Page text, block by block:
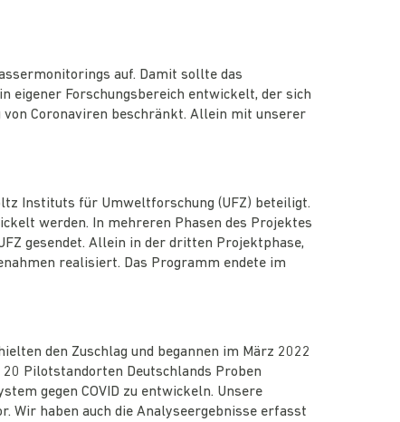
auf. Damit sollte das
eigener Forschungsbereich entwickelt, der sich
Coronaviren beschränkt. Allein mit unserer
Instituts für Umweltforschung (UFZ) beteiligt.
werden. In mehreren Phasen des Projektes
gesendet. Allein in der dritten Projektphase,
realisiert. Das Programm endete im
den Zuschlag und begannen im März 2022
Pilotstandorten Deutschlands Proben
gegen COVID zu entwickeln. Unsere
Wir haben auch die Analyseergebnisse erfasst